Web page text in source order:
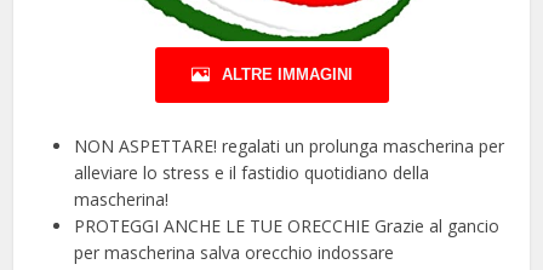
ALTRE IMMAGINI
NON ASPETTARE! regalati un prolunga mascherina per
alleviare lo stress e il fastidio quotidiano della
mascherina!
PROTEGGI ANCHE LE TUE ORECCHIE Grazie al gancio
per mascherina salva orecchio indossare